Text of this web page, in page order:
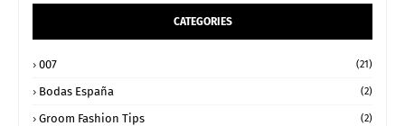
CATEGORIES
007 (21)
Bodas España (2)
Groom Fashion Tips (2)